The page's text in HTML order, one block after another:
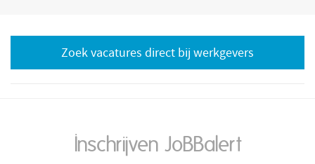
Zoek vacatures direct bij werkgevers
Inschrijven JoBBalert